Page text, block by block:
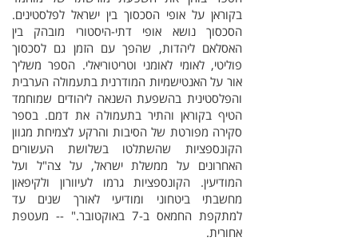
בקוראן על אופי הסכסוך בין ישראל לפלסטינים.
הסכסוך נושא אופי דתי-היסטורי מובהק בין
האסלאם ליהדות, שהפך עם הזמן גם לסכסוך
פוליטי, לאומי לאומני וטריטוריאלי. הספר משליך
אור על האנטישמיות המודרנית בתעמולה הערבית
והפלסטינית בהשפעת השנאה ליהודים שמוחמד
הטיף בקוראן והתיר בתעמולה את דמם. בספר
סקירה מפורטת של הסיבות והרקע לצמיחת מגוון
הקונספציות שהשתלטו בשלושת העשורים
האחרונים על ממשלת ישראל, על צה"ל ועל
המודיעין. הקונספציות גרמו לעיוורון ולקיפאון
מחשבתי ביטחוני ומודיעי לאורך שנים עד
למתקפת החמאס ב-7 באוקטובר." -- מעטפת
אחורית.